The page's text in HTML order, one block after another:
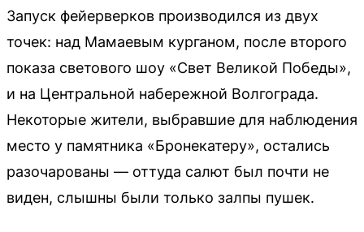
Запуск фейерверков производился из двух
точек: над Мамаевым курганом, после второго
показа светового шоу «Свет Великой Победы»,
и на Центральной набережной Волгограда.
Некоторые жители, выбравшие для наблюдения
место у памятника «Бронекатеру», остались
разочарованы — оттуда салют был почти не
виден, слышны были только залпы пушек.